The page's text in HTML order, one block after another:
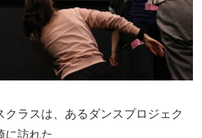
クラスは、あるダンスプロジェク
に訪れた